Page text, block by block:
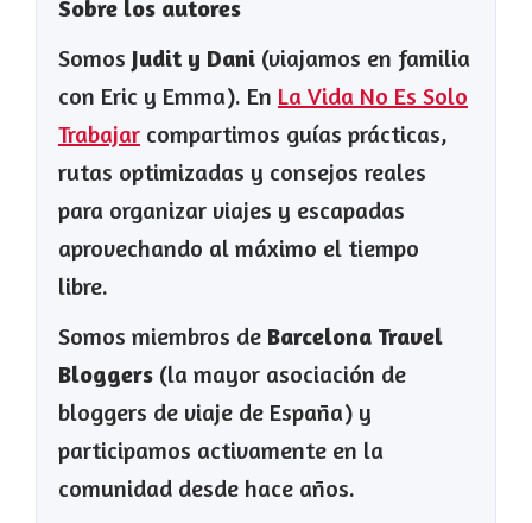
Sobre los autores
Somos Judit y Dani (viajamos en familia
con Eric y Emma). En La Vida No Es Solo
Trabajar compartimos guías prácticas,
rutas optimizadas y consejos reales
para organizar viajes y escapadas
aprovechando al máximo el tiempo
libre.
Somos miembros de Barcelona Travel
Bloggers (la mayor asociación de
bloggers de viaje de España) y
participamos activamente en la
comunidad desde hace años.